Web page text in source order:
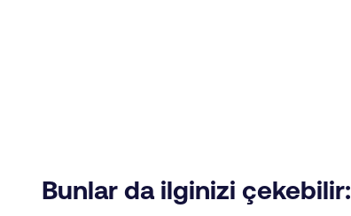
Bunlar da ilginizi çekebilir: